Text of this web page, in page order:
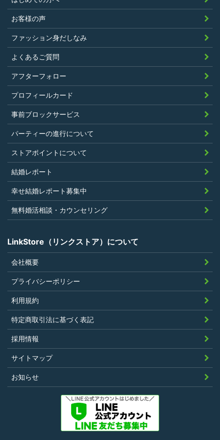
正行為、ストーカー行為、クレジットカ
ードの不正利用その他問題のある行為を
したことがないこと
暴力団等の反社会的勢力の関係者でな
く、また、法令違反あるいは公序良俗違
反行為等反社会的活動を行ったことがな
いこと
当社の独自の裁量によりLinkStoreの運営
上問題があると判断されたことがないこ
と
過去に会員登録を抹消されたり、利用停
止処分を受けたことがないこと
当社の提供するサービスと同一または類
似のサービスを提供することを業とする
法人または個人若しくはそれらの従業者
でないこと
利用者は、本規約に違反することなく、
LinkStoreを利用することにより、当社が定
める基準に従ったポイントの付与を受けるこ
とができます。
その他、キャンペーンなど当社の判断により
随時ポイントの付与をすることがあります。
第5条（ポイント利用）
お客様の声
ファッション身だしなみ
よくあるご質問
アフターフォロー
プロフィールカード
事前ブロックサービス
パーティーの進行について
ストアポイントについて
結婚レポート
幸せ結婚レポート募集中
無料婚活相談・カウンセリング
LinkStore（リンクストア）について
会社概要
プライバシーポリシー
利用規約
特定商取引法に基づく表記
採用情報
サイトマップ
お知らせ